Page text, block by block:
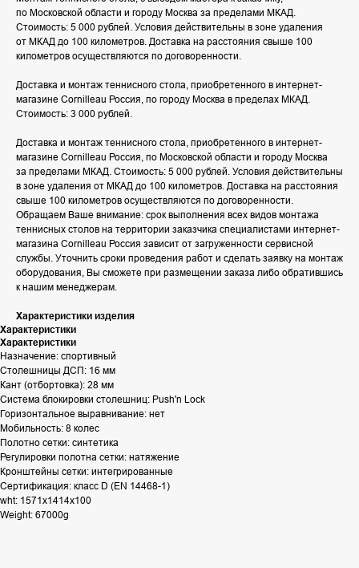
по Московской области и городу Москва за пределами МКАД.
Стоимость: 5 000 рублей. Условия действительны в зоне удаления
от МКАД до 100 километров. Доставка на расстояния свыше 100
километров осуществляются по договоренности.
Доставка и монтаж теннисного стола, приобретенного в интернет-
магазине Cornilleau Россия, по городу Москва в пределах МКАД.
Стоимость: 3 000 рублей.
Доставка и монтаж теннисного стола, приобретенного в интернет-
магазине Cornilleau Россия, по Московской области и городу Москва
за пределами МКАД. Стоимость: 5 000 рублей. Условия действительны
в зоне удаления от МКАД до 100 километров. Доставка на расстояния
свыше 100 километров осуществляются по договоренности.
Обращаем Ваше внимание: срок выполнения всех видов монтажа
теннисных столов на территории заказчика специалистами интернет-
магазина Cornilleau Россия зависит от загруженности сервисной
службы. Уточнить сроки проведения работ и сделать заявку на монтаж
оборудования, Вы сможете при размещении заказа либо обратившись
к нашим менеджерам.
Характеристики изделия
Характеристики
Характеристики
Назначение: спортивный
Столешницы ДСП: 16 мм
Кант (отбортовка): 28 мм
Система блокировки столешниц: Push'n Lock
Горизонтальное выравнивание: нет
Мобильность: 8 колес
Полотно сетки: синтетика
Регулировки полотна сетки: натяжение
Кронштейны сетки: интегрированные
Сертификация: класс D (EN 14468-1)
wht: 1571x1414x100
Weight: 67000g